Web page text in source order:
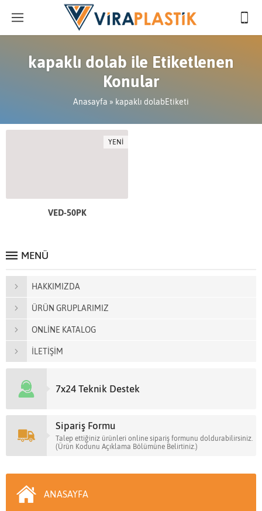
kapaklı dolab ile Etiketlenen
Konular
Anasayfa » kapaklı dolabEtiketi
YENİ
VED-50PK
MENÜ
HAKKIMIZDA
ÜRÜN GRUPLARIMIZ
ONLİNE KATALOG
İLETİŞİM
7x24 Teknik Destek
Sipariş Formu
Talep ettiğiniz ürünleri online sipariş formunu doldurabilirsiniz.
(Ürün Kodunu Açıklama Bölümüne Belirtiniz.)
ANASAYFA